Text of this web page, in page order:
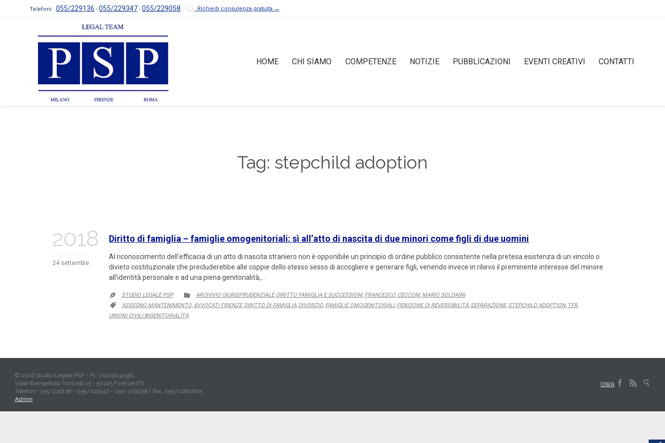
Telefoni: 055/229136 - 055/229347 - 055/229058  Richiedi consulenza gratuita →
HOME CHI SIAMO COMPETENZE NOTIZIE PUBBLICAZIONI EVENTI CREATIVI CONTATTI
Tag: stepchild adoption
2018
24 settembre
Diritto di famiglia – famiglie omogenitoriali: sì all’atto di nascita di due minori come figli di due uomini
Al riconoscimento dell’efficacia di un atto di nascita straniero non è opponibile un principio di ordine pubblico consistente nella pretesa esistenza di un vincolo o
divieto costituzionale che precluderebbe alle coppie dello stesso sesso di accogliere e generare figli, venendo invece in rilievo il preminente interesse del minore
all’identità personale e ad una piena genitorialità,…
 STUDIO LEGALE PSP  CATEGORY
ARCHIVIO GIURISPRUDENZIALE, DIRITTO FAMIGLIA E SUCCESSIONI, FRANCESCO CECCONI, MARIO SOLDAINI

CATEGORY
ASSEGNO MANTENIMENTO AVVOCATI FIRENZE, DIRITTO DI FAMIGLIA DIVORZIO FAMIGLIE OMOGENITORIALI, PENSIONE DI REVERSIBILITÀ SEPARAZIONE, STEPCHILD ADOPTION, TFR,
UNIONI CIVILI BIGENITORIALITÀ
© 2016 Studio Legale PSP - PI: 06019040481
Viale Evangelista Torricelli 15 - 50125 Firenze (FI)
Telefoni: 055/229136 - 055/229347 - 055/229058 | Fax: 055/2280605
Admin
OWA   